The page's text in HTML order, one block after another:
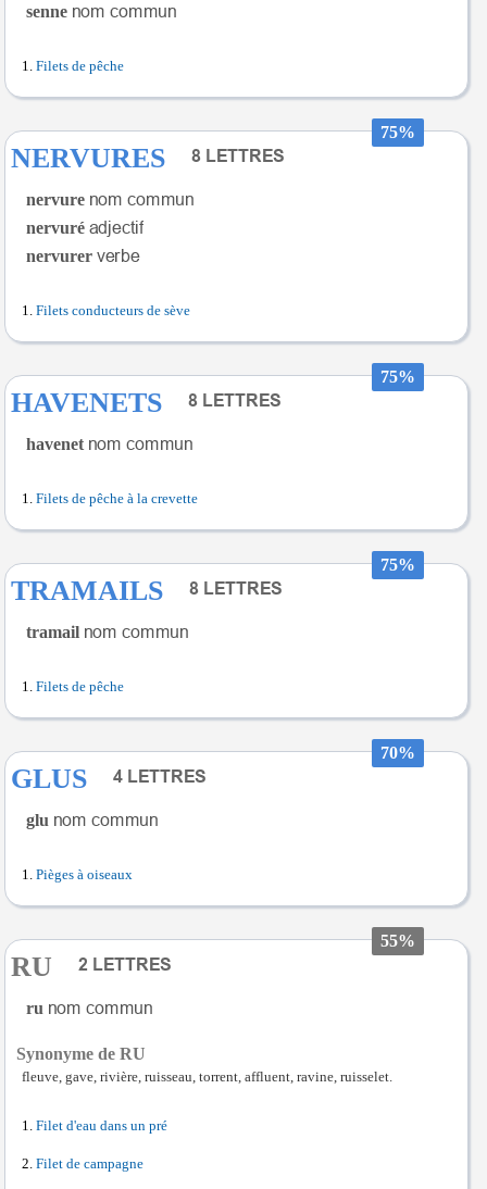
senne
Filets de pêche
75%
NERVURES
nervure
nervuré
nervurer
Filets conducteurs de sève
75%
HAVENETS
havenet
Filets de pêche à la crevette
75%
TRAMAILS
tramail
Filets de pêche
70%
GLUS
glu
Pièges à oiseaux
55%
RU
ru
Synonyme de RU
fleuve, gave, rivière, ruisseau, torrent, affluent, ravine, ruisselet.
Filet d'eau dans un pré
Filet de campagne